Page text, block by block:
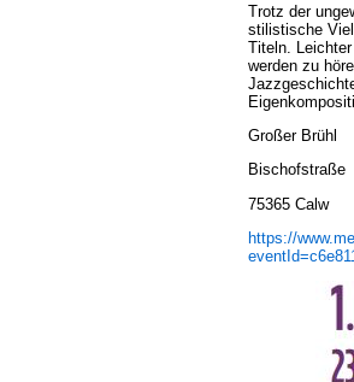
Trotz der
stilistische
Titeln.
werden zu
Großer Brühl
Bischofstraße
75365 Calw
https://